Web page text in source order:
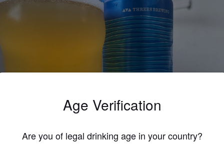
Age Verification
Are you of legal drinking age in your country?